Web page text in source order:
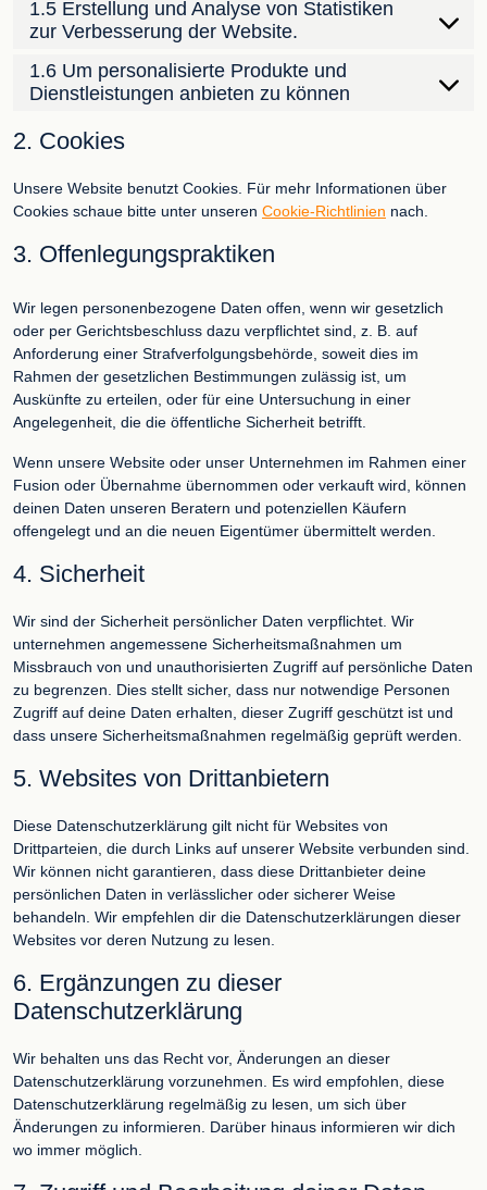
1.5 Erstellung und Analyse von Statistiken
zur Verbesserung der Website.
1.6 Um personalisierte Produkte und
Dienstleistungen anbieten zu können
2. Cookies
Unsere Website benutzt Cookies. Für mehr Informationen über
Cookies schaue bitte unter unseren Cookie-Richtlinien nach.
3. Offenlegungspraktiken
Wir legen personenbezogene Daten offen, wenn wir gesetzlich
oder per Gerichtsbeschluss dazu verpflichtet sind, z. B. auf
Anforderung einer Strafverfolgungsbehörde, soweit dies im
Rahmen der gesetzlichen Bestimmungen zulässig ist, um
Auskünfte zu erteilen, oder für eine Untersuchung in einer
Angelegenheit, die die öffentliche Sicherheit betrifft.
Wenn unsere Website oder unser Unternehmen im Rahmen einer
Fusion oder Übernahme übernommen oder verkauft wird, können
deinen Daten unseren Beratern und potenziellen Käufern
offengelegt und an die neuen Eigentümer übermittelt werden.
4. Sicherheit
Wir sind der Sicherheit persönlicher Daten verpflichtet. Wir
unternehmen angemessene Sicherheitsmaßnahmen um
Missbrauch von und unauthorisierten Zugriff auf persönliche Daten
zu begrenzen. Dies stellt sicher, dass nur notwendige Personen
Zugriff auf deine Daten erhalten, dieser Zugriff geschützt ist und
dass unsere Sicherheitsmaßnahmen regelmäßig geprüft werden.
5. Websites von Drittanbietern
Diese Datenschutzerklärung gilt nicht für Websites von
Drittparteien, die durch Links auf unserer Website verbunden sind.
Wir können nicht garantieren, dass diese Drittanbieter deine
persönlichen Daten in verlässlicher oder sicherer Weise
behandeln. Wir empfehlen dir die Datenschutzerklärungen dieser
Websites vor deren Nutzung zu lesen.
6. Ergänzungen zu dieser
Datenschutzerklärung
Wir behalten uns das Recht vor, Änderungen an dieser
Datenschutzerklärung vorzunehmen. Es wird empfohlen, diese
Datenschutzerklärung regelmäßig zu lesen, um sich über
Änderungen zu informieren. Darüber hinaus informieren wir dich
wo immer möglich.